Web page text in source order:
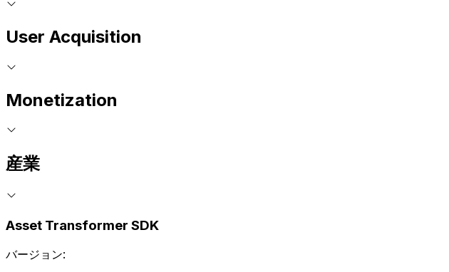
User Acquisition
Monetization
産業
Asset Transformer SDK
バージョン: